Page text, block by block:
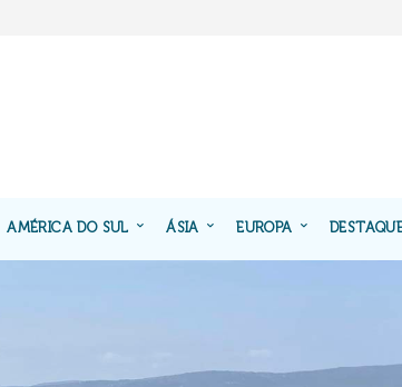
AMÉRICA DO SUL ÁSIA EUROPA